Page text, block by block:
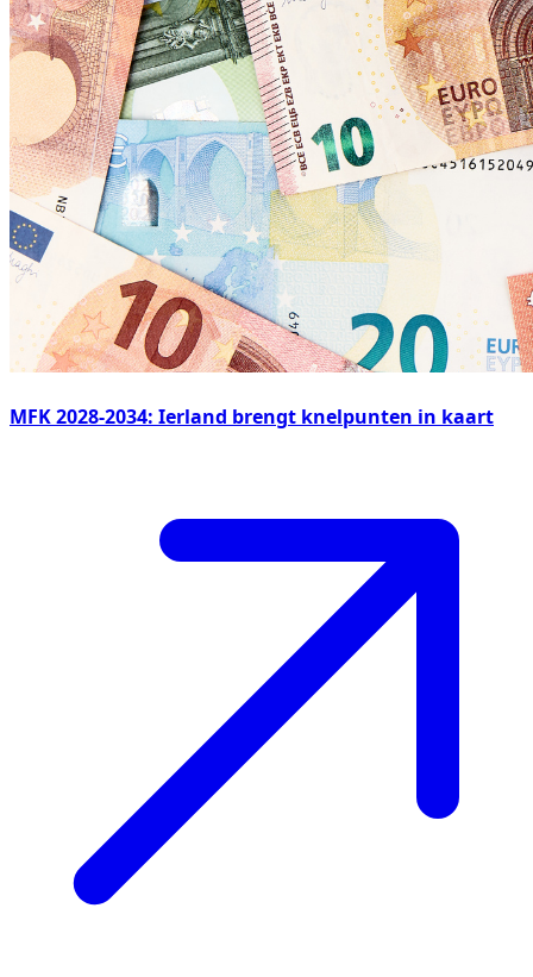
MFK 2028-2034: Ierland brengt knelpunten in kaart